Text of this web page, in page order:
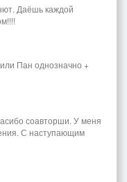
Даёшь каждой
Пан однозначно +
соавторши. У меня
С наступающим